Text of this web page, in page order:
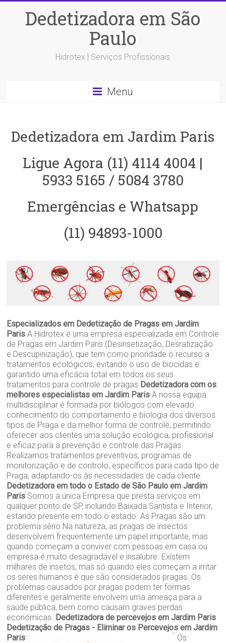
Dedetizadora em São
Paulo
Hidrotex | Serviços Profissionais
Menu
Dedetizadora em Jardim Paris
Ligue Agora (11) 4114 4004 |
5933 5165 / 5084 3780
Emergências e Whatsapp
(11) 94893-1000
Especializados em Dedetização de Pragas em Jardim
Paris A Hidrotex é uma empresa especializada em Controle
de Pragas em Jardim Paris (Desinsetização, Desratização
e Descupinização), que tem como prioridade o recurso a
tratamentos ecológicos, evitando o uso de biocidas e
garantido uma eficácia total em todos os seus
tratamentos para controle de pragas Dedetizadora com os
melhores especialistas em Jardim Paris A nossa equipa
multidisciplinar é formada por biólogos com elevado
conhecimento do comportamento e biologia dos diversos
tipos de Praga e da melhor forma de controle, permitindo
oferecer aos clientes uma solução ecológica, profissional
e eficaz para a prevenção e controle das Pragas.
Realizamos tratamentos preventivos, programas de
monitorização e de controlo, específicos para cada tipo de
Praga, adaptando-os às necessidades de cada cliente.
Dedetizadora em todo o Estado de São Paulo em Jardim
Paris Somos a única Empresa que presta serviços em
qualquer ponto de SP, incluindo Baixada Santista e Interior,
estando presente em todo o estado. As Pragas são um
problema sério Na natureza, as pragas de insectos
desenvolvem frequentemente um papel importante, mas
quando começam a conviver com pessoas em casa ou
empresa é muito desagradável e insalubre. Existem
milhares de insetos, mas só quando eles começam a irritar
os seres humanos é que são considerados pragas. Os
problemas causados por pragas podem ter formas
diferentes e geralmente envolvem uma ameaça para a
saúde pública, bem como causam graves perdas
económicas.
Dedetizadora de percevejos em Jardim Paris
Dedetização de Pragas - Eliminar os Percevejos em Jardim
Paris
Os